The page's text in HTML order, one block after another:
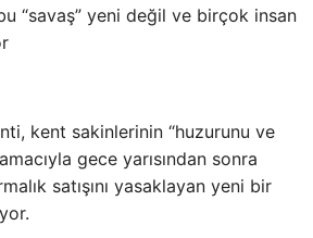
“savaş” yeni değil ve birçok insan
kent sakinlerinin “huzurunu ve
gece yarısından sonra
satışını yasaklayan yeni bir